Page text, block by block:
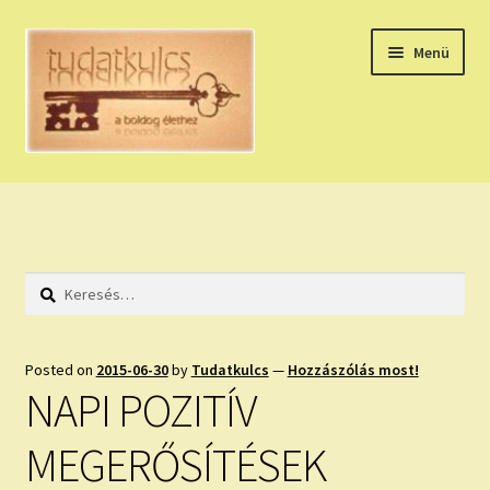
Ugrás
navigációhoz
Kilépés
tartalomba
Menü
HÚZZ EGY KÁRTYÁT!
HOLDNAPTÁR
NAPI ASZTROLÓGIA
KÉRJ EGY MEGERŐSÍTÉST!
Keresés:
Posted on 2015-06-30by Tudatkulcs — Hozzászólás most!
NAPI POZITÍV
MEGERŐSÍTÉSEK